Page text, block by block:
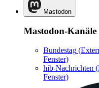
Mastodon
Mastodon-Kanäle
Bundestag
Fenster)
hib-Nachrichten
Fenster)